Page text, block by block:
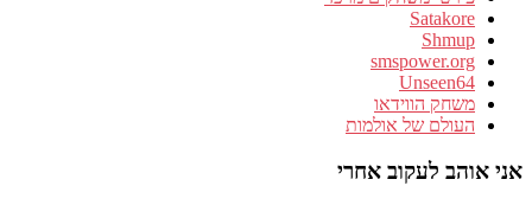
Satakore
Shmup
smspower.org
Unseen64
משחק הווידאו
העולם של אולמות
אני אוהב לעקוב אחרי